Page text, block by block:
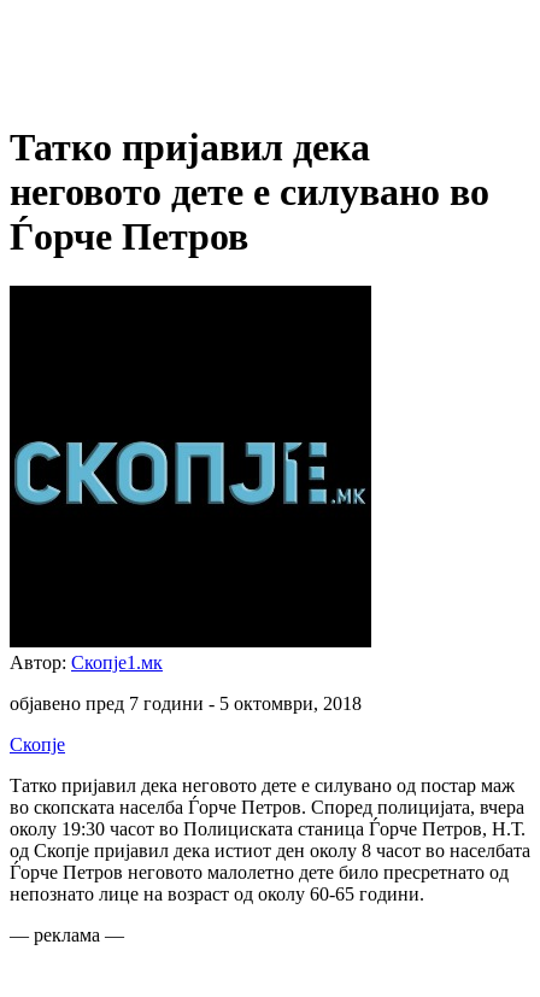
Татко пријавил дека
неговото дете е силувано во
Ѓорче Петров
Автор: Скопје1.мк
објавено пред 7 години - 5 октомври, 2018
Скопје
Татко пријавил дека неговото дете е силувано од постар маж
во скопската населба Ѓорче Петров. Според полицијата, вчера
околу 19:30 часот во Полициската станица Ѓорче Петров, Н.Т.
од Скопје пријавил дека истиот ден околу 8 часот во населбата
Ѓорче Петров неговото малолетно дете било пресретнато од
непознато лице на возраст од околу 60-65 години.
— реклама —